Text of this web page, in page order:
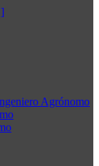
Agrónomo